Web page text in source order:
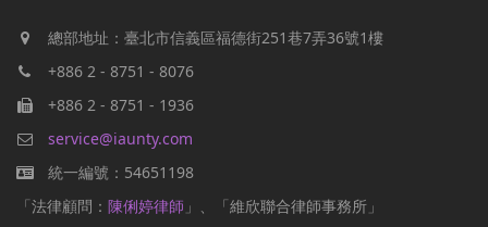
總部地址：臺北市信義區福德街251巷7弄36號1樓
+886 2 - 8751 - 8076
+886 2 - 8751 - 1936
service@iaunty.com
統一編號：54651198
「法律顧問： 陳俐婷律師 」、「維欣聯合律師事務所」